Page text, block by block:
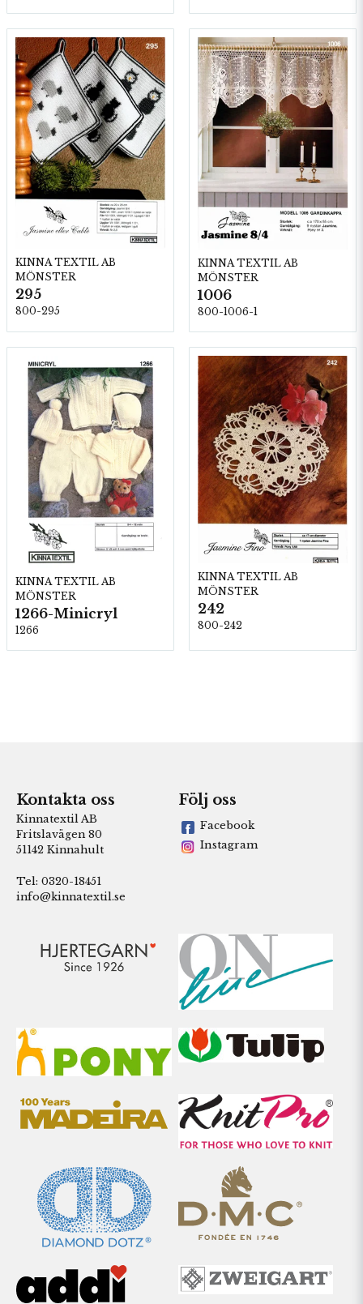
KINNA TEXTIL AB
MÖNSTER
295
800-295
KINNA TEXTIL AB
MÖNSTER
1006
800-1006-1
KINNA TEXTIL AB
MÖNSTER
1266-Minicryl
1266
KINNA TEXTIL AB
MÖNSTER
242
800-242
Kontakta oss
Kinnatextil AB
Fritslavägen 80
51142 Kinnahult
Tel: 0320-18451
info@kinnatextil.se
Följ oss
Facebook
Instagram